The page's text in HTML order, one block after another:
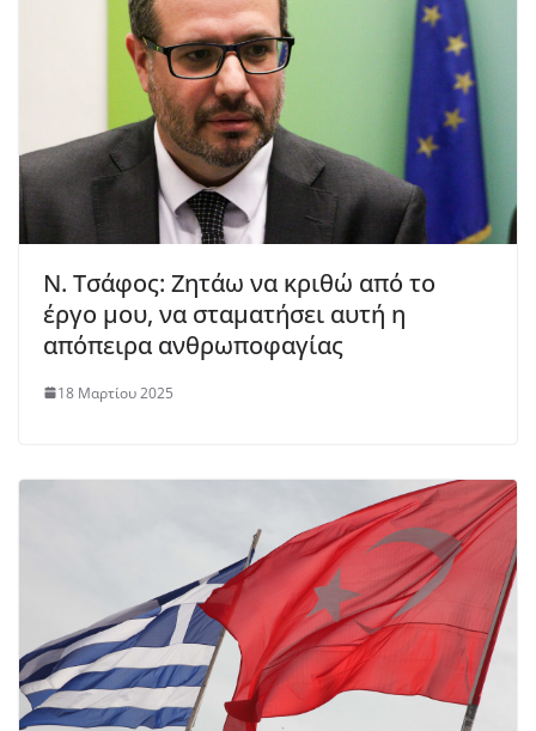
Ν. Τσάφος: Ζητάω να κριθώ από το
έργο μου, να σταματήσει αυτή η
απόπειρα ανθρωποφαγίας
18 Μαρτίου 2025